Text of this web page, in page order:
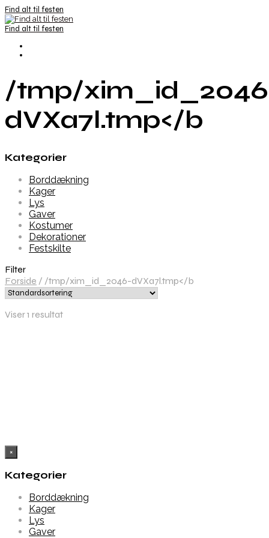
Find alt til festen
Find alt til festen
/tmp/
dVXa7l.tmp</b
Kategorier
Borddækning
Kager
Lys
Gaver
Kostumer
Dekorationer
Festskilte
Filter
Forside / /tmp/xim_id_2046-dVXa7l.tmp</b
Viser 1 resultat
×
Kategorier
Borddækning
Kager
Lys
Gaver